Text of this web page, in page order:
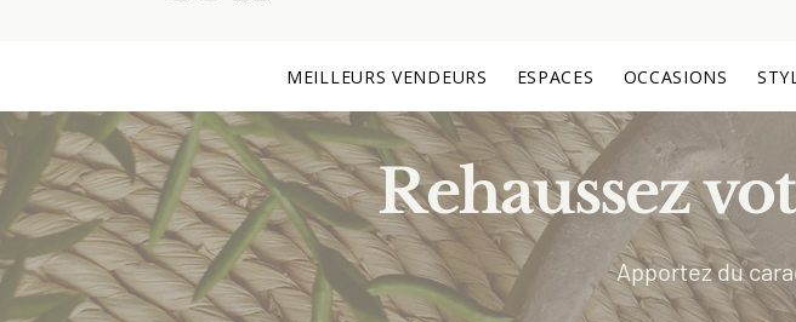
MEILLEURS VENDEURS ESPACES OCCASIONS
Rehaussez
Apportez du